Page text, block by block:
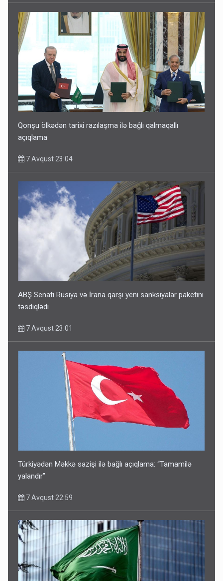
Qonşu ölkədən tarixi razılaşma ilə bağlı qalmaqallı
açıqlama
7 Avqust 23:04
ABŞ Senatı Rusiya və İrana qarşı yeni sanksiyalar paketini
təsdiqlədi
7 Avqust 23:01
Türkiyədən Məkkə sazişi ilə bağlı açıqlama: “Tamamilə
yalandır”
7 Avqust 22:59